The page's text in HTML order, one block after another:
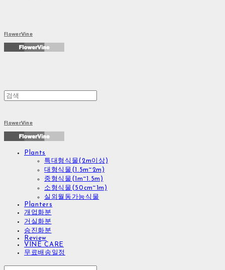
FlowerVine
FlowerVine
Plants
특대형식물(2m이상)
대형식물(1.5m~2m)
중형식물(1m~1.5m)
소형식물(50cm~1m)
실외월동가능식물
Planters
개업화분
거실화분
승진화분
Review
VINE CARE
무료배송일정